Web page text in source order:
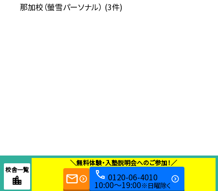
那加校（螢雪パーソナル） (3件)
校舎一覧
＼無料体験・入塾説明会へのご参加！／
0120-06-4010
10:00～19:00※日曜除く